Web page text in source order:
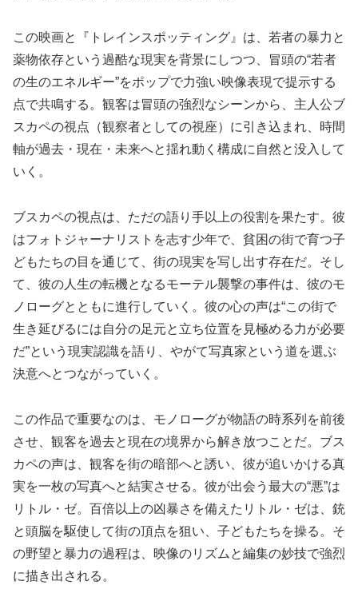
この映画と『トレインスポッティング』は、若者の暴力と
薬物依存という過酷な現実を背景にしつつ、冒頭の“若者
の生のエネルギー”をポップで力強い映像表現で提示する
点で共鳴する。観客は冒頭の強烈なシーンから、主人公ブ
スカペの視点（観察者としての視座）に引き込まれ、時間
軸が過去・現在・未来へと揺れ動く構成に自然と没入して
いく。
ブスカペの視点は、ただの語り手以上の役割を果たす。彼
はフォトジャーナリストを志す少年で、貧困の街で育つ子
どもたちの目を通じて、街の現実を写し出す存在だ。そし
て、彼の人生の転機となるモーテル襲撃の事件は、彼のモ
ノローグとともに進行していく。彼の心の声は“この街で
生き延びるには自分の足元と立ち位置を見極める力が必要
だ”という現実認識を語り、やがて写真家という道を選ぶ
決意へとつながっていく。
この作品で重要なのは、モノローグが物語の時系列を前後
させ、観客を過去と現在の境界から解き放つことだ。ブス
カペの声は、観客を街の暗部へと誘い、彼が追いかける真
実を一枚の写真へと結実させる。彼が出会う最大の“悪”は
リトル・ゼ。百倍以上の凶暴さを備えたリトル・ゼは、銃
と頭脳を駆使して街の頂点を狙い、子どもたちを操る。そ
の野望と暴力の過程は、映像のリズムと編集の妙技で強烈
に描き出される。